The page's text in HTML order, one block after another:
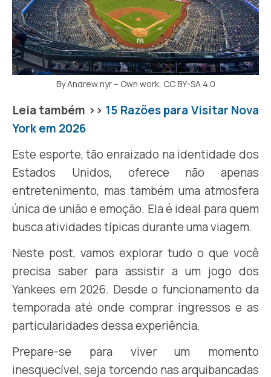
By Andrew nyr – Own work, CC BY-SA 4.0
Leia também >> 15 Razões para Visitar Nova
York em 2026
Este esporte, tão enraizado na identidade dos
Estados Unidos, oferece não apenas
entretenimento, mas também uma atmosfera
única de união e emoção. Ela é ideal para quem
busca atividades típicas durante uma viagem.
Neste post, vamos explorar tudo o que você
precisa saber para assistir a um jogo dos
Yankees em 2026. Desde o funcionamento da
temporada até onde comprar ingressos e as
particularidades dessa experiência.
Prepare-se para viver um momento
inesquecível, seja torcendo nas arquibancadas